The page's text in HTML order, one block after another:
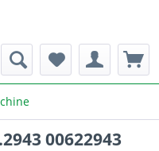
00622943